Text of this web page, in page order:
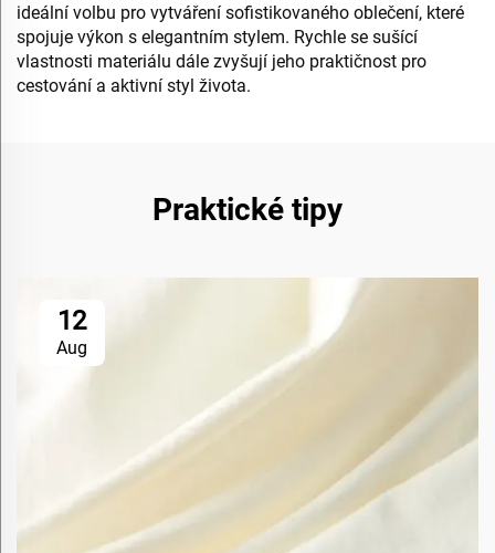
ideální volbu pro vytváření sofistikovaného oblečení, které
spojuje výkon s elegantním stylem. Rychle se sušící
vlastnosti materiálu dále zvyšují jeho praktičnost pro
cestování a aktivní styl života.
Praktické tipy
12
Aug